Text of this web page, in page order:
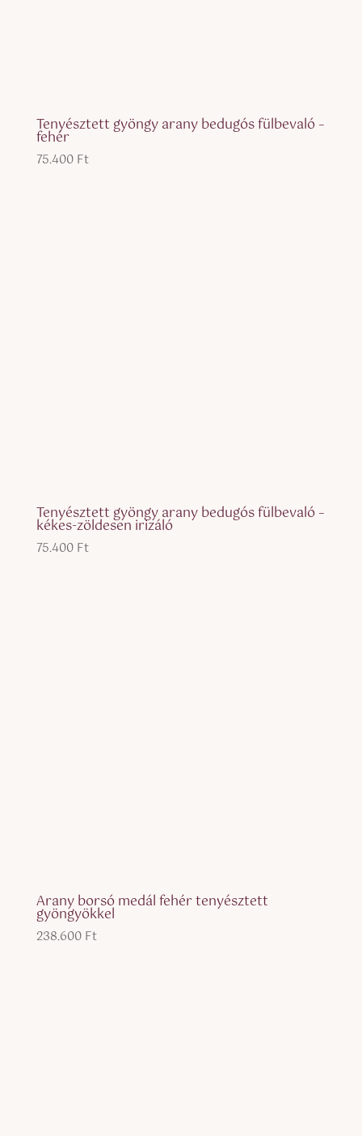
Tenyésztett gyöngy arany bedugós fülbevaló –
fehér
75.400 Ft
Tenyésztett gyöngy arany bedugós fülbevaló –
kékes-zöldesen irizáló
75.400 Ft
Arany borsó medál fehér tenyésztett
gyöngyökkel
238.600 Ft